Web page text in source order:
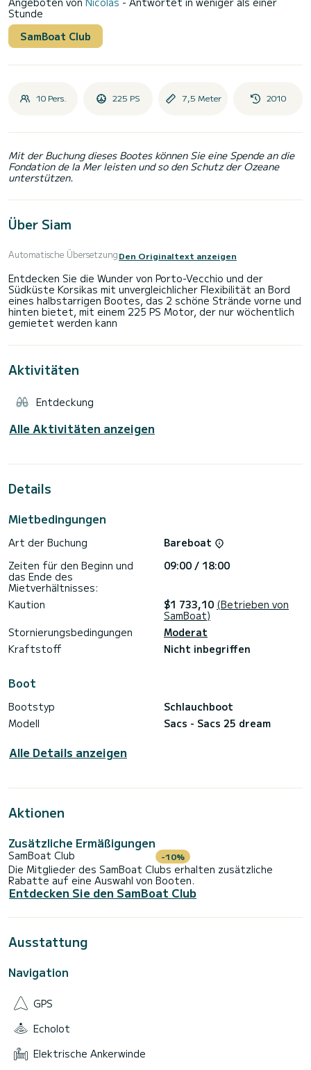
Stunde
SamBoat Club
10 Pers. 225 PS 7,5 Meter 2010
Mit der Buchung dieses Bootes können Sie eine Spende an die
Fondation de la Mer leisten und so den Schutz der Ozeane
unterstützen.
Über Siam
Automatische ÜbersetzungDen Originaltext anzeigen
Entdecken Sie die Wunder von Porto-Vecchio und der
Südküste Korsikas mit unvergleichlicher Flexibilität an Bord
eines halbstarrigen Bootes, das 2 schöne Strände vorne und
hinten bietet, mit einem 225 PS Motor, der nur wöchentlich
Aktivitäten
Entdeckung
Alle Aktivitäten anzeigen
Details
Mietbedingungen
Art der Buchung
Bareboat
Zeiten für den Beginn und
das Ende des
Mietverhältnisses:
09:00 / 18:00
Kaution $1 733,10 (Betrieben von
SamBoat)
Stornierungsbedingungen
Moderat
Kraftstoff
Nicht inbegriffen
Boot
Bootstyp
Schlauchboot
Modell
Sacs - Sacs 25 dream
Alle Details anzeigen
Aktionen
Zusätzliche Ermäßigungen
SamBoat Club -10%
Die Mitglieder des SamBoat Clubs erhalten zusätzliche
Rabatte auf eine Auswahl von Booten.
Entdecken Sie den SamBoat Club
Ausstattung
Navigation
GPS
Echolot
Elektrische Ankerwinde